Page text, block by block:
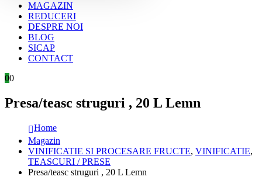
MAGAZIN
REDUCERI
DESPRE NOI
BLOG
SICAP
CONTACT
00
Presa/teasc struguri , 20 L Lemn
Home
Magazin
VINIFICATIE SI PROCESARE FRUCTE, VINIFICATIE,
TEASCURI / PRESE
Presa/teasc struguri , 20 L Lemn